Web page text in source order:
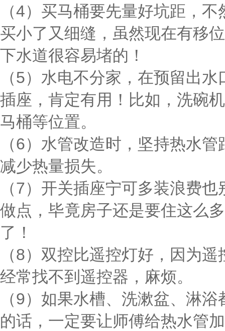
（4）买马桶要先量好坑距，
买小了又细缝，虽然现在有移
下水道很容易堵的！
（5）水电不分家，在预留出
插座，肯定有用！比如，洗碗
马桶等位置。
（6）水管改造时，坚持热水
减少热量损失。
（7）开关插座宁可多装浪费
做点，毕竟房子还是要住这么
了！
（8）双控比遥控灯好，因为
经常找不到遥控器，麻烦。
（9）如果水槽、洗漱盆、淋
的话，一定要让师傅给热水管